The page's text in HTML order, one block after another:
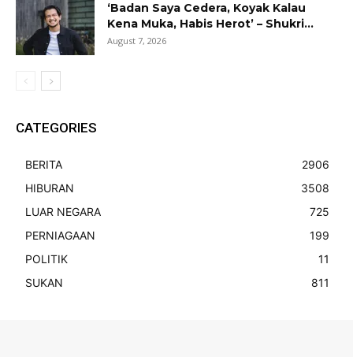
‘Badan Saya Cedera, Koyak Kalau
Kena Muka, Habis Herot’ – Shukri...
August 7, 2026
CATEGORIES
BERITA
2906
HIBURAN
3508
LUAR NEGARA
725
PERNIAGAAN
199
POLITIK
11
SUKAN
811